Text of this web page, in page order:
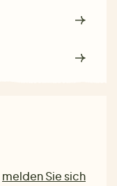
melden Sie sich